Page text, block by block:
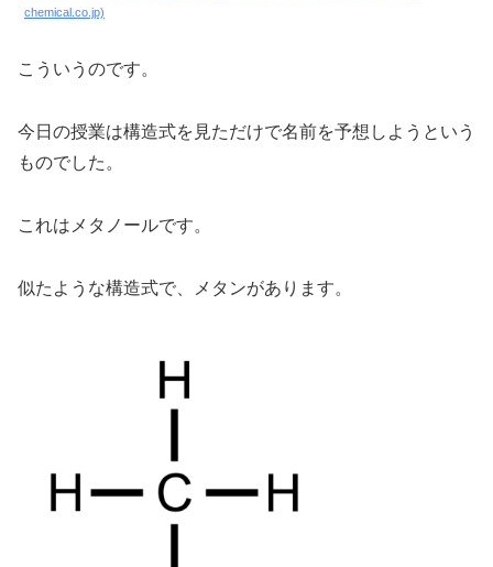
chemical.co.jp)
こういうのです。
今日の授業は構造式を見ただけで名前を予想しようという
ものでした。
これはメタノールです。
似たような構造式で、メタンがあります。